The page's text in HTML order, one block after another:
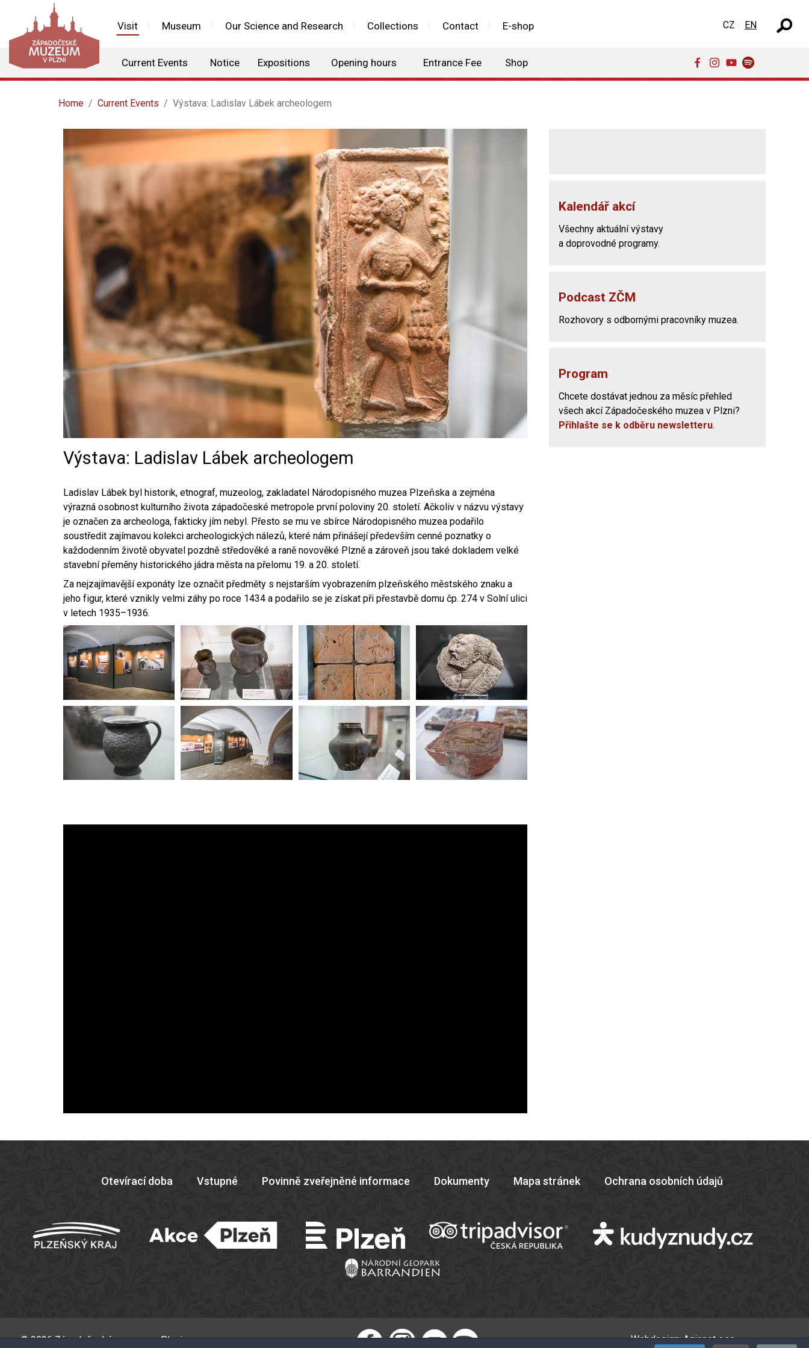
Visit Museum Our Science and Research Collections Contact E-shop
Current Events Notice Expositions Opening hours Entrance Fee Shop
Select your language
CZ EN
Home Current Events Výstava: Ladislav Lábek archeologem
Výstava: Ladislav Lábek archeologem
Ladislav Lábek byl historik, etnograf, muzeolog, zakladatel Národopisného muzea Plzeňska a zejména
výrazná osobnost kulturního života západočeské metropole první poloviny 20. století. Ačkoliv v názvu výstavy
je označen za archeologa, fakticky jím nebyl. Přesto se mu ve sbírce Národopisného muzea podařilo
soustředit zajímavou kolekci archeologických nálezů, které nám přinášejí především cenné poznatky o
každodenním životě obyvatel pozdně středověké a raně novověké Plzně a zároveň jsou také dokladem velké
stavební přeměny historického jádra města na přelomu 19. a 20. století.
Za nejzajímavější exponáty lze označit předměty s nejstarším vyobrazením plzeňského městského znaku a
jeho figur, které vznikly velmi záhy po roce 1434 a podařilo se je získat při přestavbě domu čp. 274 v Solní ulici
v letech 1935–1936.
Kalendář akcí
Všechny aktuální výstavy
a doprovodné programy.
Podcast ZČM
Rozhovory s odbornými pracovníky muzea.
Program
Chcete dostávat jednou za měsíc přehled
všech akcí Západočeského muzea v Plzni?
Přihlašte se k odběru newsletteru.
Otevírací doba Vstupné Povinně zveřejněné informace Dokumenty Mapa stránek Ochrana osobních údajů
© 2026 Západočeské muzeum v Plzni Webdesign:Agionet s.r.o.